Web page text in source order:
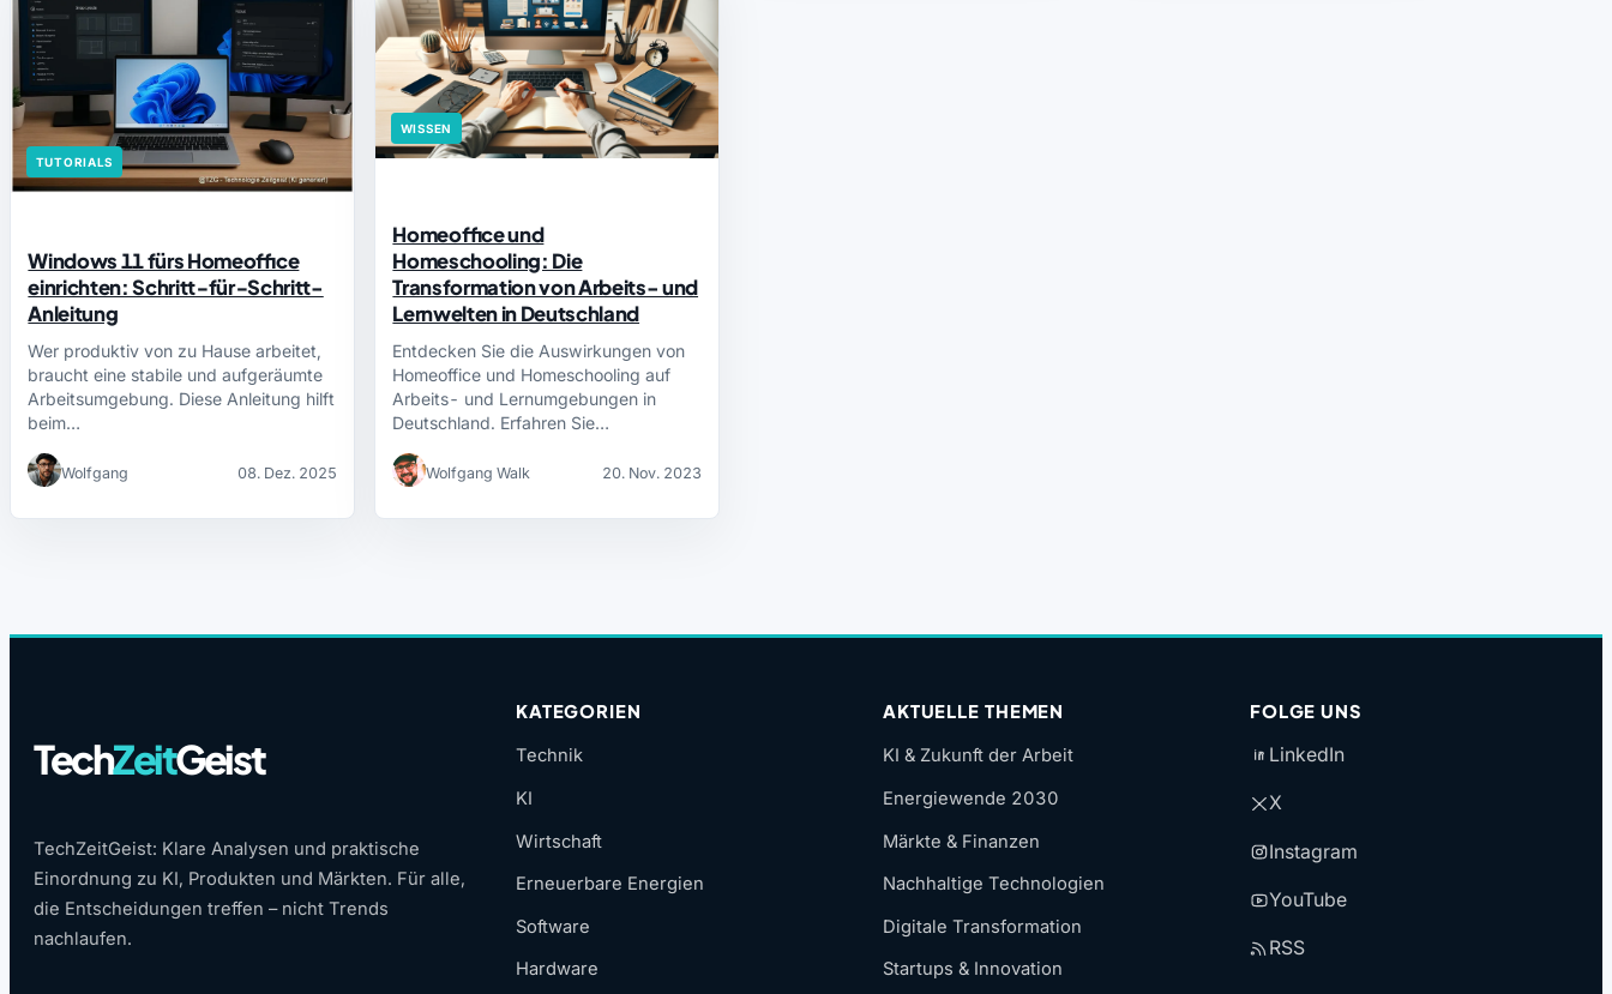
TUTORIALS
Windows 11 fürs Homeoffice
einrichten: Schritt‑für‑Schritt-
Anleitung
Wer produktiv von zu Hause arbeitet,
braucht eine stabile und aufgeräumte
Arbeitsumgebung. Diese Anleitung hilft
beim…
Wolfgang 08. Dez. 2025
WISSEN
Homeoffice und
Homeschooling: Die
Transformation von Arbeits- und
Lernwelten in Deutschland
Entdecken Sie die Auswirkungen von
Homeoffice und Homeschooling auf
Arbeits- und Lernumgebungen in
Deutschland. Erfahren Sie…
Wolfgang Walk 20. Nov. 2023
TechZeitGeist
TechZeitGeist: Klare Analysen und praktische
Einordnung zu KI, Produkten und Märkten. Für alle,
die Entscheidungen treffen – nicht Trends
nachlaufen.
KATEGORIEN
Technik
KI
Wirtschaft
Erneuerbare Energien
Software
Hardware
AKTUELLE THEMEN
KI & Zukunft der Arbeit
Energiewende 2030
Märkte & Finanzen
Nachhaltige Technologien
Digitale Transformation
Startups & Innovation
FOLGE UNS
LinkedIn
X
Instagram
YouTube
RSS